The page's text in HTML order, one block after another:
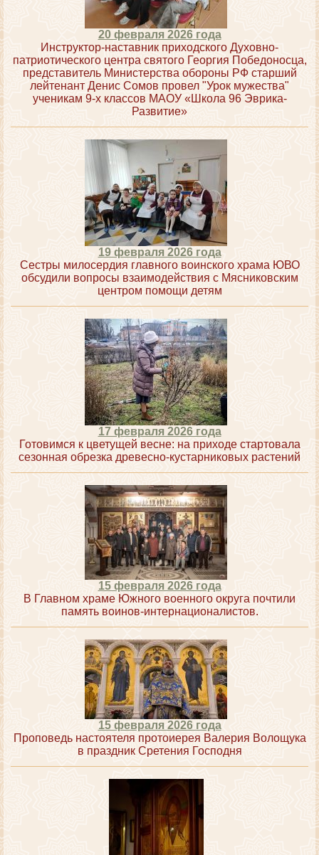
20 февраля 2026 года
Инструктор-наставник приходского Духовно-
патриотического центра святого Георгия Победоносца,
представитель Министерства обороны РФ старший
лейтенант Денис Сомов провел "Урок мужества"
ученикам 9-х классов МАОУ «Школа 96 Эврика-
Развитие»
19 февраля 2026 года
Сестры милосердия главного воинского храма ЮВО
обсудили вопросы взаимодействия с Мясниковским
центром помощи детям
17 февраля 2026 года
Готовимся к цветущей весне: на приходе стартовала
сезонная обрезка древесно-кустарниковых растений
15 февраля 2026 года
В Главном храме Южного военного округа почтили
память воинов-интернационалистов.
15 февраля 2026 года
Проповедь настоятеля протоиерея Валерия Волощука
в праздник Сретения Господня